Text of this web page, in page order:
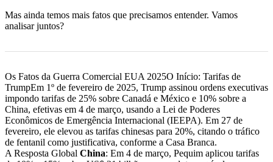
Mas ainda temos mais fatos que precisamos entender. Vamos
analisar juntos?
Os Fatos da Guerra Comercial EUA 2025O Início: Tarifas de
TrumpEm 1º de fevereiro de 2025, Trump assinou ordens executivas
impondo tarifas de 25% sobre Canadá e México e 10% sobre a
China, efetivas em 4 de março, usando a Lei de Poderes
Econômicos de Emergência Internacional (IEEPA). Em 27 de
fevereiro, ele elevou as tarifas chinesas para 20%, citando o tráfico
de fentanil como justificativa, conforme a Casa Branca.
A Resposta Global China: Em 4 de março, Pequim aplicou tarifas